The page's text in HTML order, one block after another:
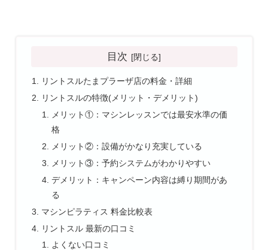
目次
リントスルたまプラーザ店の料金・詳細
リントスルの特徴(メリット・デメリット)
メリット①：マシンレッスンでは最安水準の価
格
メリット②：設備がかなり充実している
メリット③：予約システムがわかりやすい
デメリット：キャンペーン内容は縛り期間があ
る
マシンピラティス 料金比較表
リントスル 最新の口コミ
よくない口コミ